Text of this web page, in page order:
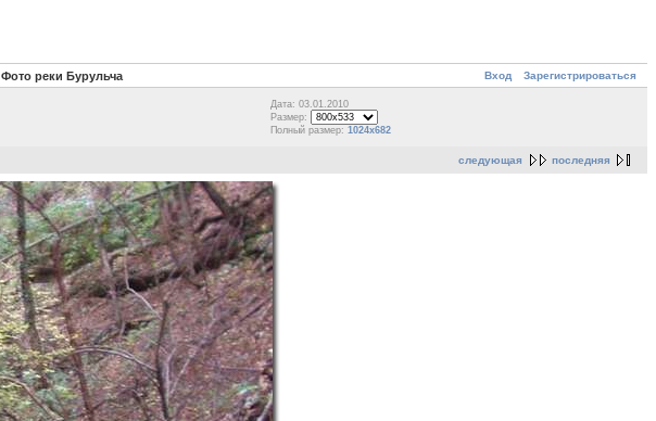
Вход Зарегистрироваться
Фото реки Бурульча
Дата: 03.01.2010
Размер:
Полный размер: 1024x682
следующая последняя